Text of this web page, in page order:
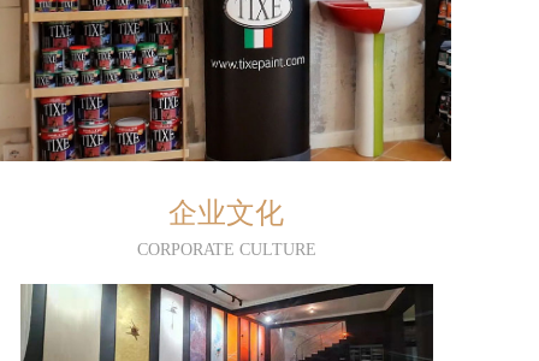
企业文化
CORPORATE CULTURE